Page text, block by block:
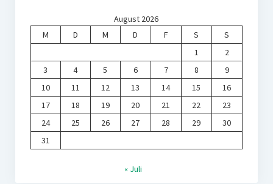
August 2026
M
D M D F S
S
1
2
3
4 5 6 7 8
9
10
11 12 13 14 15
16
17
18 19 20 21 22
23
24
25 26 27 28 29
30
31
« Juli